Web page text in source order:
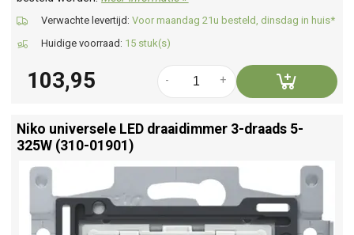
Verwachte levertijd: Voor maandag 21u besteld, dinsdag in huis*
Huidige voorraad: 15 stuk(s)
103,95 +
-
Niko universele LED draaidimmer 3-draads 5-
325W (310-01901)